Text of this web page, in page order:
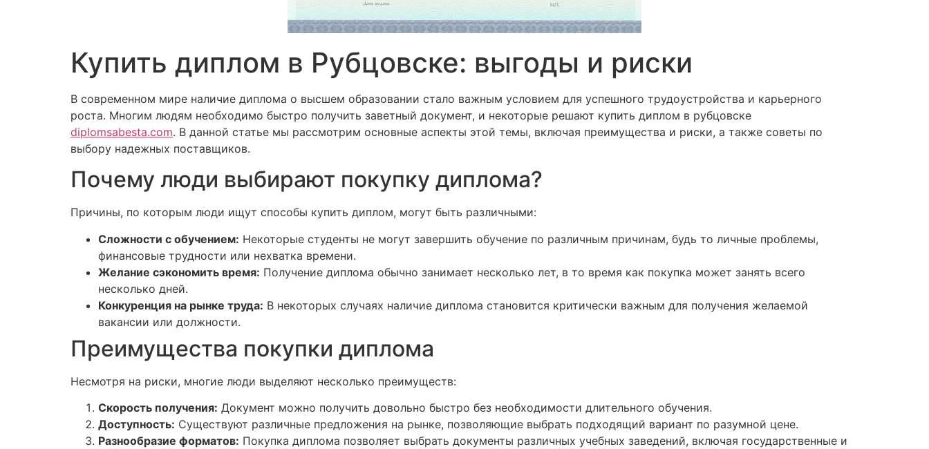
Купить диплом в Рубцовске: выгоды и риски
В современном мире наличие диплома о высшем образовании стало важным условием для успешного трудоустройства и карьерного
роста. Многим людям необходимо быстро получить заветный документ, и некоторые решают купить диплом в рубцовске
diplomsabesta.com. В данной статье мы рассмотрим основные аспекты этой темы, включая преимущества и риски, а также советы по
выбору надежных поставщиков.
Почему люди выбирают покупку диплома?
Причины, по которым люди ищут способы купить диплом, могут быть различными:
Сложности с обучением: Некоторые студенты не могут завершить обучение по различным причинам, будь то личные проблемы,
финансовые трудности или нехватка времени.
Желание сэкономить время: Получение диплома обычно занимает несколько лет, в то время как покупка может занять всего
несколько дней.
Конкуренция на рынке труда: В некоторых случаях наличие диплома становится критически важным для получения желаемой
вакансии или должности.
Преимущества покупки диплома
Несмотря на риски, многие люди выделяют несколько преимуществ:
Скорость получения: Документ можно получить довольно быстро без необходимости длительного обучения.
Доступность: Существуют различные предложения на рынке, позволяющие выбрать подходящий вариант по разумной цене.
Разнообразие форматов: Покупка диплома позволяет выбрать документы различных учебных заведений, включая государственные и